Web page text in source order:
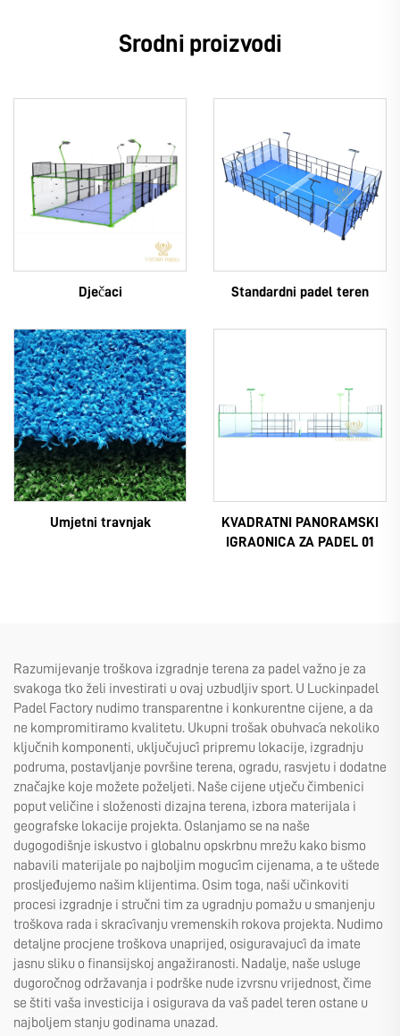
Srodni proizvodi
Dječaci Standardni padel teren
Umjetni travnjak
KVADRATNI PANORAMSKI
IGRAONICA ZA PADEL 01
Razumijevanje troškova izgradnje terena za padel važno je za
svakoga tko želi investirati u ovaj uzbudljiv sport. U Luckinpadel
Padel Factory nudimo transparentne i konkurentne cijene, a da
ne kompromitiramo kvalitetu. Ukupni trošak obuhvaća nekoliko
ključnih komponenti, uključujući pripremu lokacije, izgradnju
podruma, postavljanje površine terena, ogradu, rasvjetu i dodatne
značajke koje možete poželjeti. Naše cijene utječu čimbenici
poput veličine i složenosti dizajna terena, izbora materijala i
geografske lokacije projekta. Oslanjamo se na naše
dugogodišnje iskustvo i globalnu opskrbnu mrežu kako bismo
nabavili materijale po najboljim mogućim cijenama, a te uštede
prosljeđujemo našim klijentima. Osim toga, naši učinkoviti
procesi izgradnje i stručni tim za ugradnju pomažu u smanjenju
troškova rada i skraćivanju vremenskih rokova projekta. Nudimo
detaljne procjene troškova unaprijed, osiguravajući da imate
jasnu sliku o finansijskoj angažiranosti. Nadalje, naše usluge
dugoročnog održavanja i podrške nude izvrsnu vrijednost, čime
se štiti vaša investicija i osigurava da vaš padel teren ostane u
najboljem stanju godinama unazad.